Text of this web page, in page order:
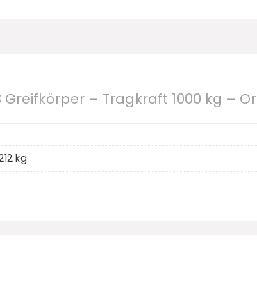
Greifkörper – Tragkraft 1000 kg –
kg